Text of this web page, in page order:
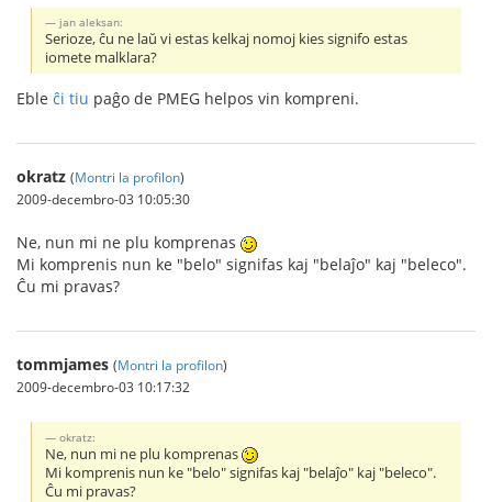
jan aleksan:
Serioze, ĉu ne laŭ vi estas kelkaj nomoj kies signifo estas
iomete malklara?
Eble ĉi tiu paĝo de PMEG helpos vin kompreni.
okratz (Montri la profilon)
2009-decembro-03 10:05:30
Ne, nun mi ne plu komprenas
Mi komprenis nun ke "belo" signifas kaj "belaĵo" kaj "beleco".
Ĉu mi pravas?
tommjames (Montri la profilon)
2009-decembro-03 10:17:32
okratz:
Ne, nun mi ne plu komprenas
Mi komprenis nun ke "belo" signifas kaj "belaĵo" kaj "beleco".
Ĉu mi pravas?